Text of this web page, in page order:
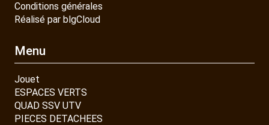
Conditions générales
Réalisé par blgCloud
Menu
Jouet
ESPACES VERTS
QUAD SSV UTV
PIECES DETACHEES